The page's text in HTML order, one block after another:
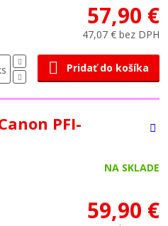
57,90 €
47,07 € bez DPH
Pridať do košíka
PFI-
NA SKLADE
59,90 €